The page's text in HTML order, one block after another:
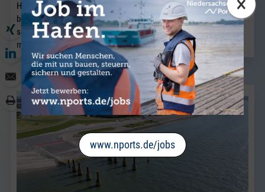
www.nports.de/jobs
Hafenwirtschaft in Bremen nach Brake und verstärkt künftig das
bestehende Vertriebsteam Breakbulk, in dem Jörg Kaplan bereits
seit vielen Jahren als Führungskraft tätig ist.
mehr lesen